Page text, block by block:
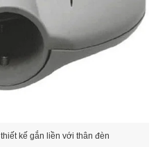
kế gắn liền với thân đèn